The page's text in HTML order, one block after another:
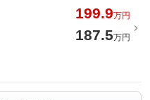
199.9万円
187.5万円